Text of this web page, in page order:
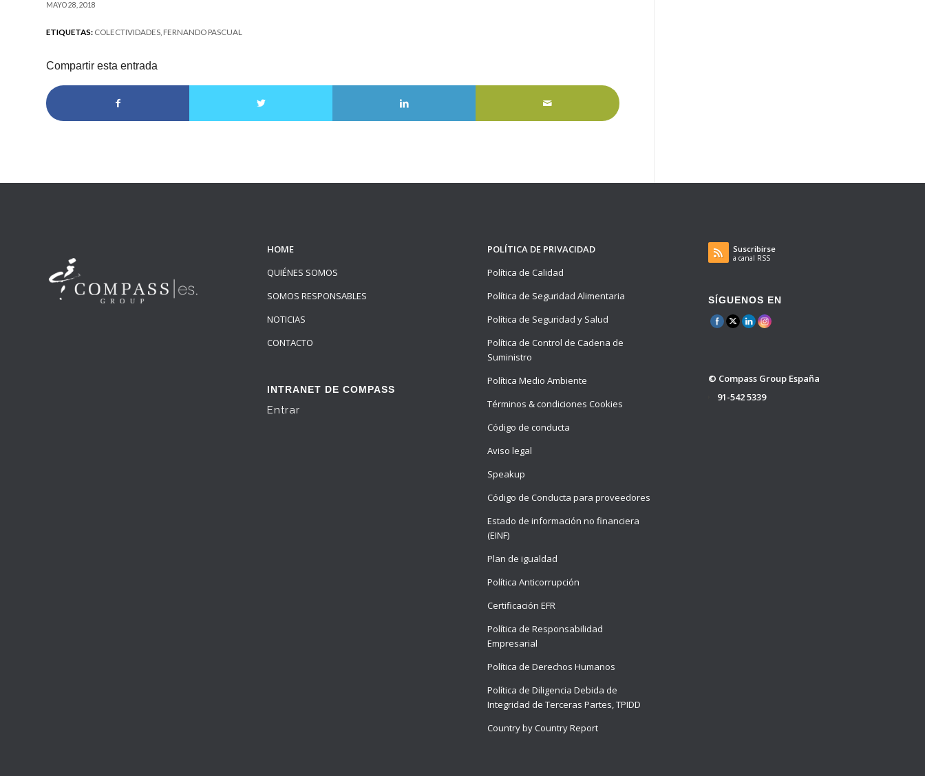
MAYO 28, 2018
ETIQUETAS: COLECTIVIDADES FERNANDO PASCUAL
Compartir esta entrada
HOME
QUIÉNES SOMOS
SOMOS RESPONSABLES
NOTICIAS
CONTACTO
INTRANET DE COMPASS
Entrar
POLÍTICA DE PRIVACIDAD
Política de Calidad
Política de Seguridad Alimentaria
Política de Seguridad y Salud
Política de Control de Cadena de
Suministro
Política Medio Ambiente
Términos & condiciones Cookies
Código de conducta
Aviso legal
Speakup
Código de Conducta para proveedores
Estado de información no financiera
(EINF)
Plan de igualdad
Política Anticorrupción
Certificación EFR
Política de Responsabilidad
Empresarial
Política de Derechos Humanos
Política de Diligencia Debida de
Integridad de Terceras Partes, TPIDD
Country by Country Report
Suscribirse
a canal RSS
SÍGUENOS EN
© Compass Group España
91-542 5339